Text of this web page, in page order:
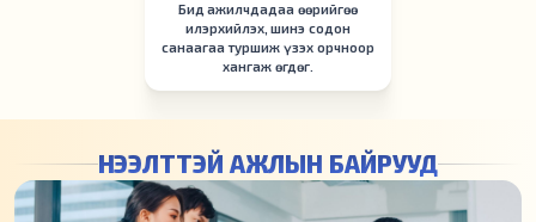
Бид ажилчдадаа өөрийгөө
илэрхийлэх, шинэ содон
санаагаа туршиж үзэх орчноор
хангаж өгдөг.
НЭЭЛТТЭЙ АЖЛЫН БАЙРУУД